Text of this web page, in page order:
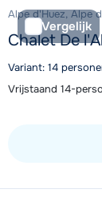
Vergelijk
Alpe d'Huez, Alpe
Chalet De
Variant: 14
Vrijstaand 14-